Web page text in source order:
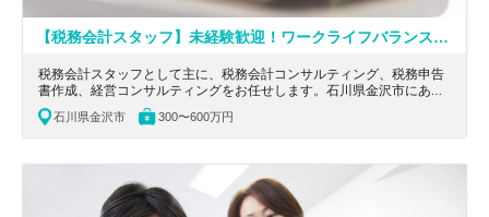
【税務会計スタッフ】未経験歓迎！ワークライフバランス充実可！地域社会の発展に貢献する総合コンサルティング企業
税務会計スタッフとして主に、税務会計コンサルティング、税務申告
書作成、経営コンサルティングをお任せします。石川県金沢市にあ
る、地域社会の発展に貢献する総合コンサルティング企業の求人で
す。石川県金沢市 300〜600万円